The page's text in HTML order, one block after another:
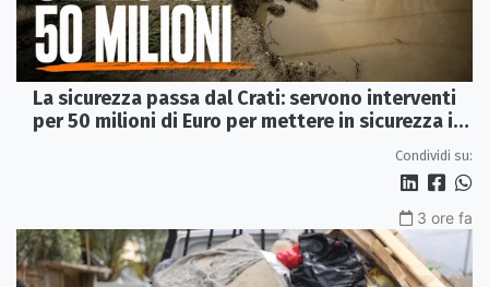
La sicurezza passa dal Crati: servono interventi
per 50 milioni di Euro per mettere in sicurezza i
Condividi su:
3 ore fa